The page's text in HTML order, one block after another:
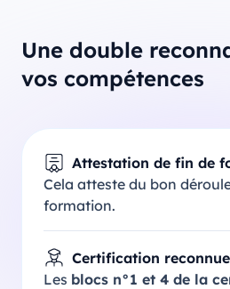
Une double
vos compétences
Attestation de fin de
Cela atteste du bon
formation.
Certification
Les blocs n°1 et 4 de la